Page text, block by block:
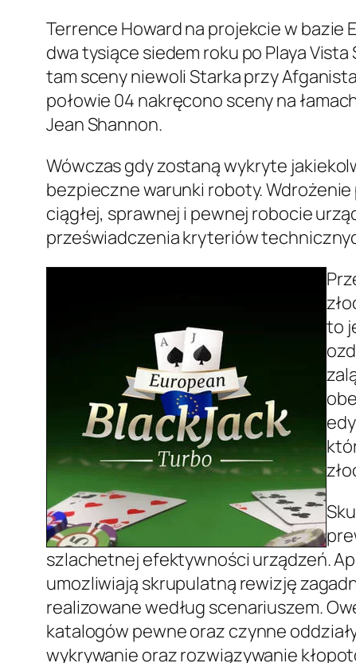
Terrence Howard na projekcie w bazie
dwa tysiące siedem roku po Playa
tam sceny niewoli Starka przy
połowie 04 nakręcono sceny na
Jean Shannon.
Wówczas gdy zostaną wykryte
bezpieczne warunki roboty.
ciągłej, sprawnej i pewnej robocie
przeświadczenia kryteriów
to
szlachetnej efektywności urządzeń.
umozliwiają skrupulatną rewizję
realizowane według scenariuszem.
katalogów pewne oraz czynne
wykrywanie oraz rozwiązywanie